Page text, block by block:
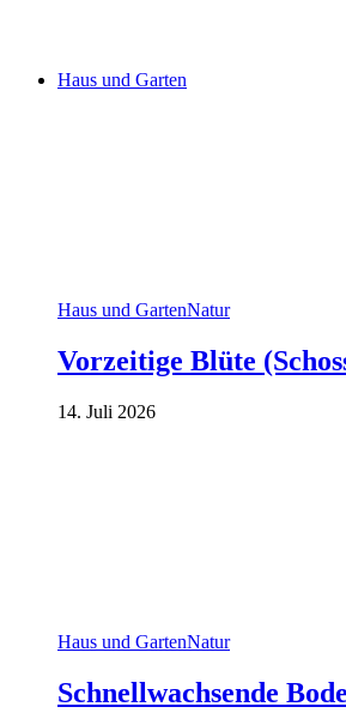
Haus und Garten
Haus und GartenNatur
Vorzeitige Blüte
14. Juli 2026
Haus und GartenNatur
Schnellwachsende